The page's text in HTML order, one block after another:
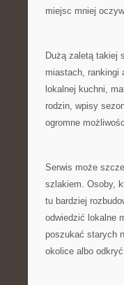
miejsc mniej
Dużą zaletą takiej
miastach, rankingi
lokalnej kuchni,
rodzin, wpisy
ogromne
Serwis może
szlakiem. Osoby,
tu bardziej
odwiedzić lokalne
poszukać starych
okolice albo